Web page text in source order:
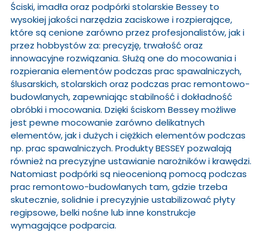
Ściski, imadła oraz podpórki stolarskie Bessey to
wysokiej jakości narzędzia zaciskowe i rozpierające,
które są cenione zarówno przez profesjonalistów, jak i
przez hobbystów za: precyzję, trwałość oraz
innowacyjne rozwiązania. Służą one do mocowania i
rozpierania elementów podczas prac spawalniczych,
ślusarskich, stolarskich oraz podczas prac remontowo-
budowlanych, zapewniając stabilność i dokładność
obróbki i mocowania. Dzięki ściskom Bessey możliwe
jest pewne mocowanie zarówno delikatnych
elementów, jak i dużych i ciężkich elementów podczas
np. prac spawalniczych. Produkty BESSEY pozwalają
również na precyzyjne ustawianie narożników i krawędzi.
Natomiast podpórki są nieocenioną pomocą podczas
prac remontowo-budowlanych tam, gdzie trzeba
skutecznie, solidnie i precyzyjnie ustabilizować płyty
regipsowe, belki nośne lub inne konstrukcje
wymagające podparcia.